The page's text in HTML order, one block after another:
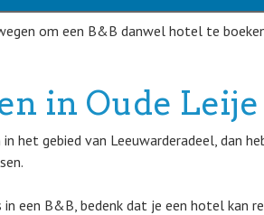
om een B&B danwel hotel te
in Oude Leije
het gebied van Leeuwarderadeel, dan
een B&B, bedenk dat je een hotel kan